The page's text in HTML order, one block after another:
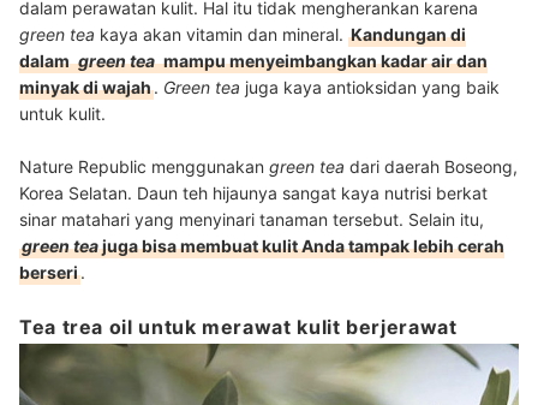
dalam perawatan kulit. Hal itu tidak mengherankan karena
green tea kaya akan vitamin dan mineral. Kandungan di
dalam green tea mampu menyeimbangkan kadar air dan
minyak di wajah. Green tea juga kaya antioksidan yang baik
untuk kulit.
Nature Republic menggunakan green tea dari daerah Boseong,
Korea Selatan. Daun teh hijaunya sangat kaya nutrisi berkat
sinar matahari yang menyinari tanaman tersebut. Selain itu,
green teajuga bisa membuat kulit Anda tampak lebih cerah
berseri.
Tea trea oil untuk merawat kulit berjerawat